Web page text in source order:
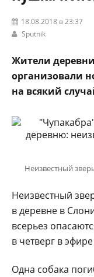
18.08.2018 в 23:37
Sputnik
Жители
организовали
на всякий
Неизвестный
Неизвестный
в деревне в
всерьез
в четверг в
Одна собака